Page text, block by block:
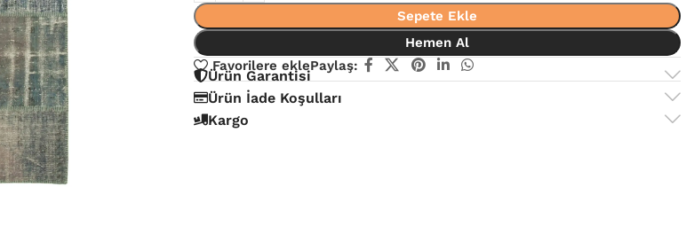
Sepete Ekle
Hemen Al
Favorilere eklePaylaş:
Ürün Garantisi
Ürün İade Koşulları
Kargo